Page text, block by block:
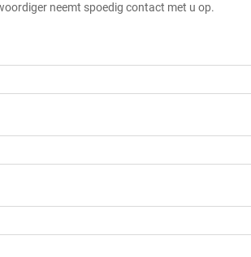
neemt spoedig contact met u op.